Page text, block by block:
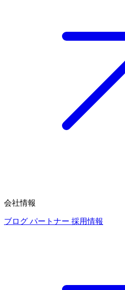
会社情報
ブログ パートナー 採用情報